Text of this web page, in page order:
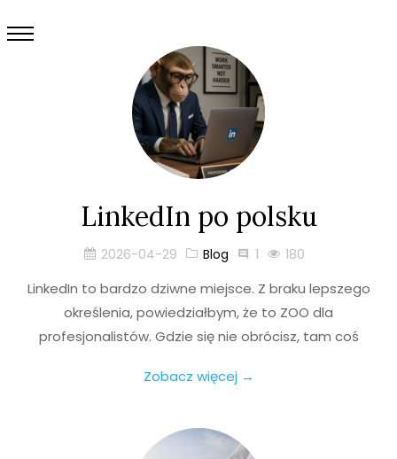
LinkedIn po polsku
2026-04-29 Blog 1 180
LinkedIn to bardzo dziwne miejsce. Z braku lepszego
określenia, powiedziałbym, że to ZOO dla
profesjonalistów. Gdzie się nie obrócisz, tam coś
Zobacz więcej →